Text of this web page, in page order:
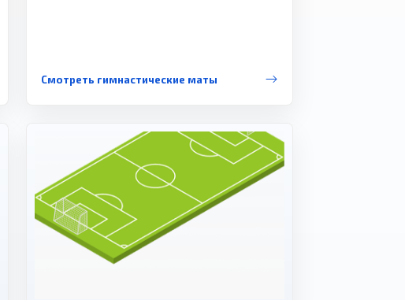
Смотреть гимнастические маты